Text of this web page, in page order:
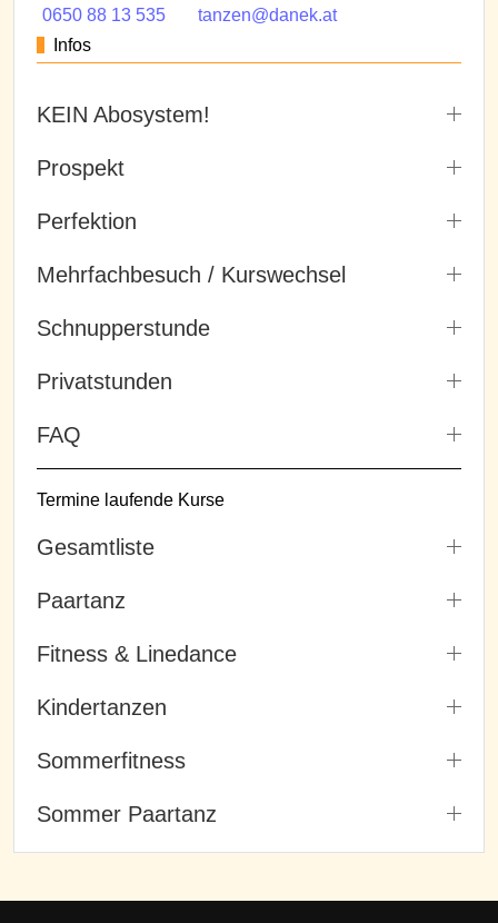
0650 88 13 535
tanzen@danek.at
Infos
KEIN Abosystem!
Prospekt
Perfektion
Mehrfachbesuch / Kurswechsel
Schnupperstunde
Privatstunden
FAQ
Termine laufende Kurse
Gesamtliste
Paartanz
Fitness & Linedance
Kindertanzen
Sommerfitness
Sommer Paartanz